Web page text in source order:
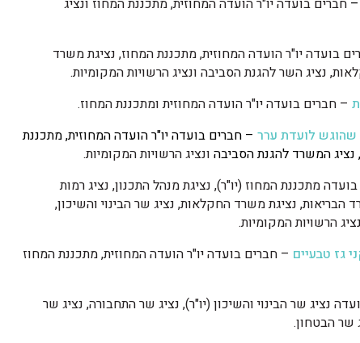
בועדה יו"ר הועדה המחוזית, מתכננת המחוז, נציגת משרד
נציג השר להגנת הסביבה ונציג הרשויות המקומיות.
– חברים בועדה יו"ר הועדה המחוזית ומתכננת המחוז.
לועדת ערר – חברים בועדה יו"ר הועדה המחוזית, מתכננת
המשרד להגנת הסביבה ונציג הרשויות המקומיות.
מתכננת המחוז (יו"ר), נציגת מנהל התכנון, נציג רמות
נציגת משרד החקלאות, נציג שר הבינוי והשיכון,
הרשויות המקומיות.
גז טבעיים – חברים בועדה יו"ר הועדה המחוזית, מתכננת המחוז
נציג שר הבינוי והשיכון (יו"ר), נציג שר התחבורה, נציג שר
שר הבטחון.